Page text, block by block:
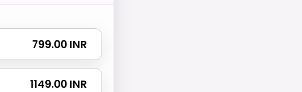
₹ 799.00 INR
₹ 1149.00 INR